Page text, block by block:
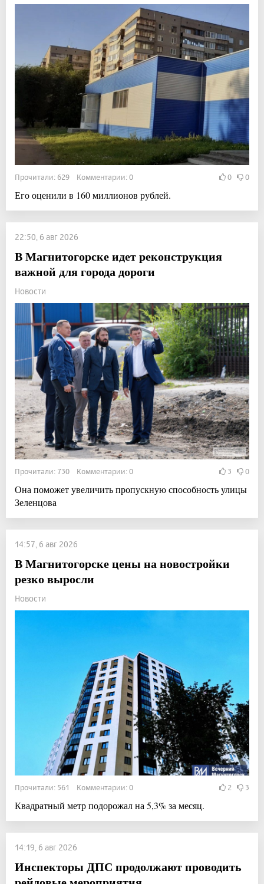
Прочитали: 629 Комментарии: 0 0 0
Его оценили в 160 миллионов рублей.
22:50, 6 авг 2026
В Магнитогорске идет реконструкция
важной для города дороги
Новости
Прочитали: 730 Комментарии: 0 3 0
Она поможет увеличить пропускную способность улицы
Зеленцова
14:57, 6 авг 2026
В Магнитогорске цены на новостройки
резко выросли
Новости
Прочитали: 561 Комментарии: 0 2 3
Квадратный метр подорожал на 5,3% за месяц.
14:19, 6 авг 2026
Инспекторы ДПС продолжают проводить